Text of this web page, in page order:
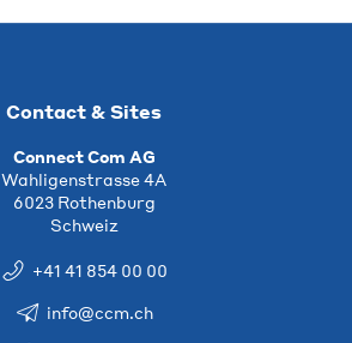
Contact & Sites
Connect Com AG
Wahligenstrasse 4A
6023 Rothenburg
Schweiz
+41 41 854 00 00
info@ccm.ch